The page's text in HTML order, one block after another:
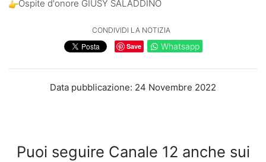
Ospite d'onore GIUSY SALADDINO
CONDIVIDI LA NOTIZIA
Save
Whatsapp
Data pubblicazione: 24 Novembre 2022
Puoi seguire Canale 12 anche sui